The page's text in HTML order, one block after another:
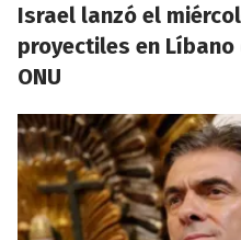
Israel lanzó el
proyectiles en
ONU